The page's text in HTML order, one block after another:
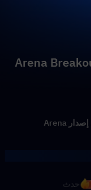
Arena
ملاحظة مهمة: لا تنطبق خدمة Top Up هذه إلا على إصدار Arena
حدث